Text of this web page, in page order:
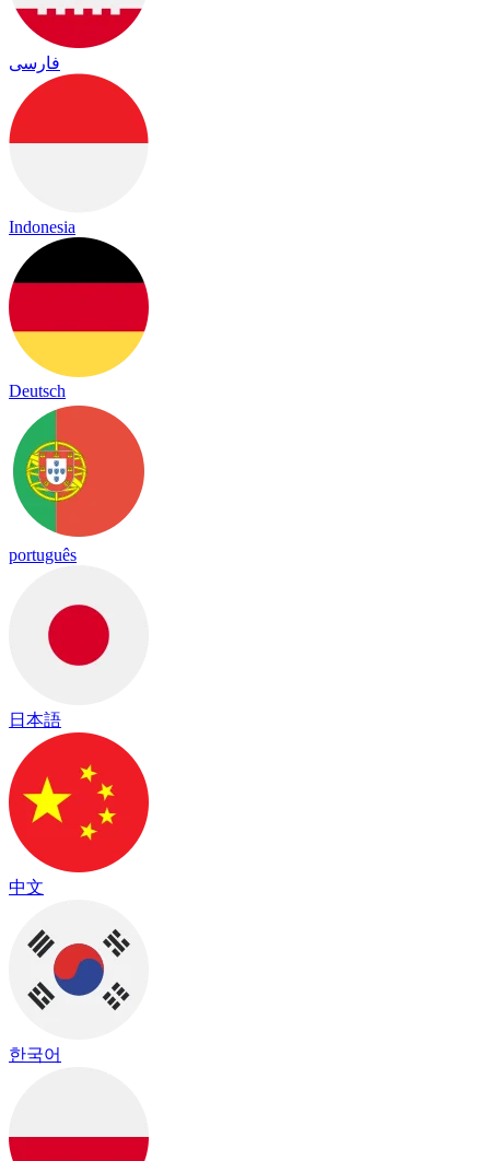
فارسی
Indonesia
Deutsch
português
日本語
中文
한국어